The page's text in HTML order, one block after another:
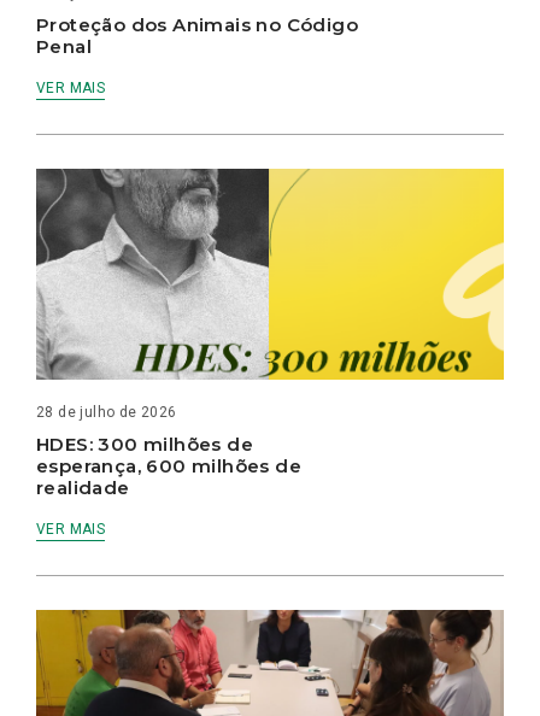
Proteção dos Animais no Código
Penal
VER MAIS
28 de julho de 2026
HDES: 300 milhões de
esperança, 600 milhões de
realidade
VER MAIS